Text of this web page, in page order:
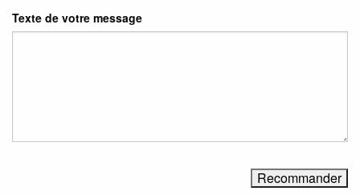
Texte de votre message